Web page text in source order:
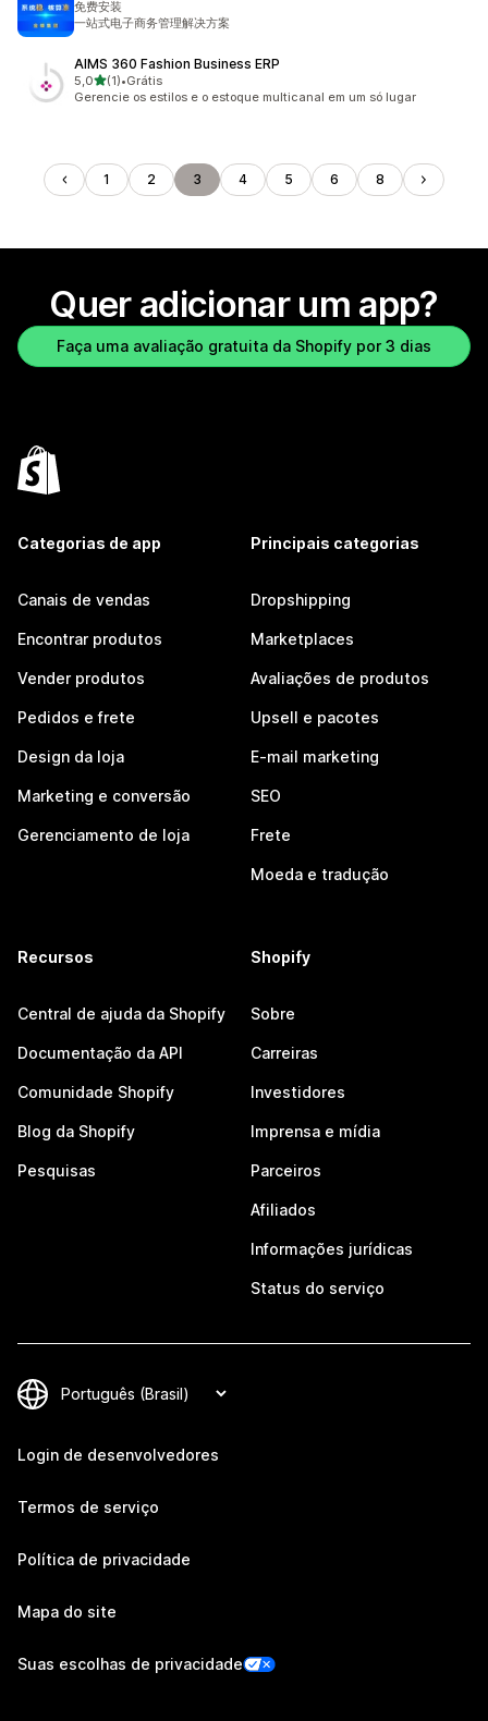
免费安装
一站式电子商务管理解决方案
AIMS 360 Fashion Business ERP
5,0de 5 estrelas
(1)
1 avaliações ao todo
•Grátis
Gerencie os estilos e o estoque multicanal em um só lugar
1 2 3 4 5 6 8
Quer adicionar um app?
Faça uma avaliação gratuita da Shopify por 3 dias
Categorias de app
Canais de vendas
Encontrar produtos
Vender produtos
Pedidos e frete
Design da loja
Marketing e conversão
Gerenciamento de loja
Principais categorias
Dropshipping
Marketplaces
Avaliações de produtos
Upsell e pacotes
E-mail marketing
SEO
Frete
Moeda e tradução
Recursos
Central de ajuda da Shopify
Documentação da API
Comunidade Shopify
Blog da Shopify
Pesquisas
Shopify
Sobre
Carreiras
Investidores
Imprensa e mídia
Parceiros
Afiliados
Informações jurídicas
Status do serviço
Login de desenvolvedores
Termos de serviço
Política de privacidade
Mapa do site
Suas escolhas de privacidade